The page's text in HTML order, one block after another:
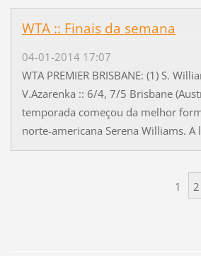
WTA :: Finais da semana
04-01-2014 17:07
WTA PREMIER BRISBANE: (1) S.
V.Azarenka :: 6/4, 7/5 Brisbane
temporada começou da melhor
norte-americana Serena Williams. A
1 2